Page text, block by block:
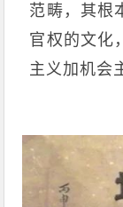
范畴，其根
官权的文化
主义加机会